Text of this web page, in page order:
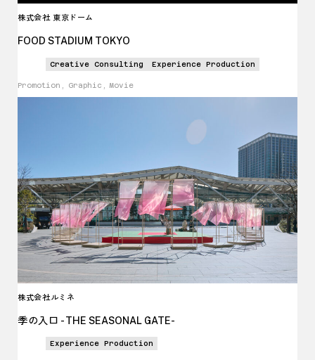
株式会社 東京ドーム
FOOD STADIUM TOKYO
Creative Consulting Experience Production
Promotion, Graphic, Movie
株式会社ルミネ
季の入口 -THE SEASONAL GATE-
Experience Production